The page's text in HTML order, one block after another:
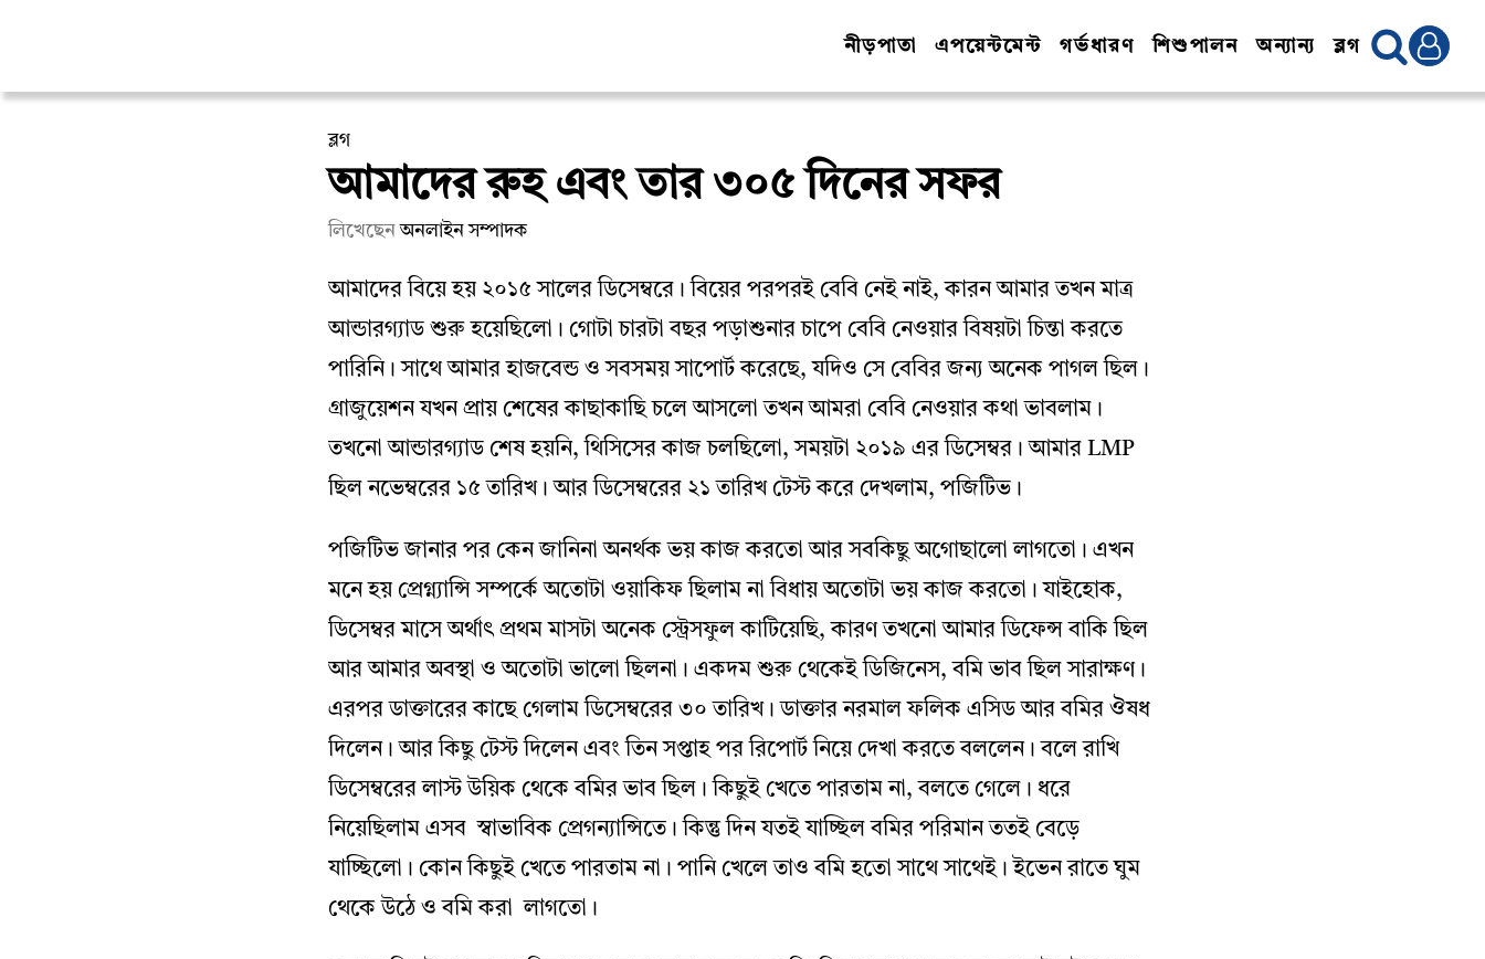
নীড়পাতা এপয়েন্টমেন্ট গর্ভধারণ শিশুপালন অন্যান্য ব্লগ
ব্লগ
আমাদের রুহ এবং তার ৩০৫ দিনের সফর
লিখেছেনঅনলাইন সম্পাদক
আমাদের বিয়ে হয় ২০১৫ সালের ডিসেম্বরে। বিয়ের পরপরই বেবি নেই নাই, কারন আমার তখন মাত্র
আন্ডারগ্যাড শুরু হয়েছিলো। গোটা চারটা বছর পড়াশুনার চাপে বেবি নেওয়ার বিষয়টা চিন্তা করতে
পারিনি। সাথে আমার হাজবেন্ড ও সবসময় সাপোর্ট করেছে, যদিও সে বেবির জন্য অনেক পাগল ছিল।
গ্রাজুয়েশন যখন প্রায় শেষের কাছাকাছি চলে আসলো তখন আমরা বেবি নেওয়ার কথা ভাবলাম।
তখনো আন্ডারগ্যাড শেষ হয়নি, থিসিসের কাজ চলছিলো, সময়টা ২০১৯ এর ডিসেম্বর। আমার LMP
ছিল নভেম্বরের ১৫ তারিখ। আর ডিসেম্বরের ২১ তারিখ টেস্ট করে দেখলাম, পজিটিভ।
পজিটিভ জানার পর কেন জানিনা অনর্থক ভয় কাজ করতো আর সবকিছু অগোছালো লাগতো। এখন
মনে হয় প্রেগ্ন্যান্সি সম্পর্কে অতোটা ওয়াকিফ ছিলাম না বিধায় অতোটা ভয় কাজ করতো। যাইহোক,
ডিসেম্বর মাসে অর্থাৎ প্রথম মাসটা অনেক স্ট্রেসফুল কাটিয়েছি, কারণ তখনো আমার ডিফেন্স বাকি ছিল
আর আমার অবস্থা ও অতোটা ভালো ছিলনা। একদম শুরু থেকেই ডিজিনেস, বমি ভাব ছিল সারাক্ষণ।
এরপর ডাক্তারের কাছে গেলাম ডিসেম্বরের ৩০ তারিখ। ডাক্তার নরমাল ফলিক এসিড আর বমির ঔষধ
দিলেন। আর কিছু টেস্ট দিলেন এবং তিন সপ্তাহ পর রিপোর্ট নিয়ে দেখা করতে বললেন। বলে রাখি
ডিসেম্বরের লাস্ট উয়িক থেকে বমির ভাব ছিল। কিছুই খেতে পারতাম না, বলতে গেলে। ধরে
নিয়েছিলাম এসব স্বাভাবিক প্রেগন্যান্সিতে। কিন্তু দিন যতই যাচ্ছিল বমির পরিমান ততই বেড়ে
যাচ্ছিলো। কোন কিছুই খেতে পারতাম না। পানি খেলে তাও বমি হতো সাথে সাথেই। ইভেন রাতে ঘুম
থেকে উঠে ও বমি করা লাগতো।